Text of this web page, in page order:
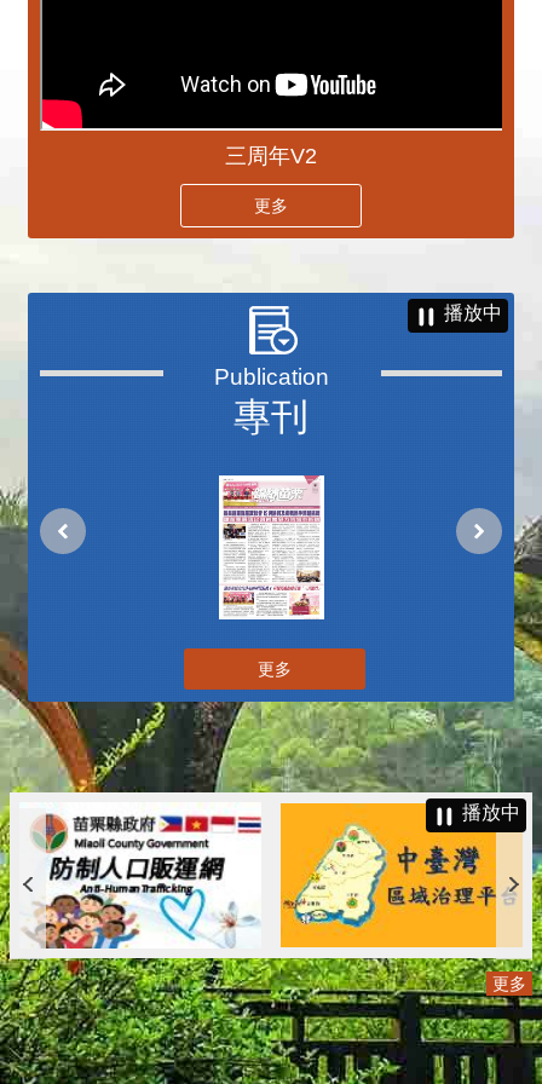
三周年V2
更多
專刊
播放中
更多
播放中
更多